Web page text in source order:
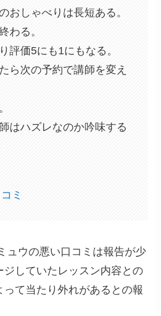
おしゃべりは長短ある。
わる。
評価5にも1にもなる。
ら次の予約で講師を変え
はハズレなのか吟味する
ミ
ュウの悪い口コミは報告が少
ジしていたレッスン内容との
て当たり外れがあるとの報